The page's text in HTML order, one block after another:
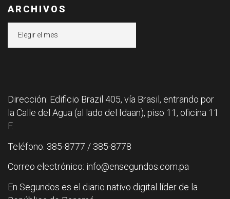
ARCHIVOS
Dirección: Edificio Brazil 405, vía Brasil, entrando por
la Calle del Agua (al lado del Idaan), piso 11, oficina 11
F.
Teléfono: 385-8777 / 385-8778
Correo electrónico: info@ensegundos.com.pa
En Segundos es el diario nativo digital líder de la